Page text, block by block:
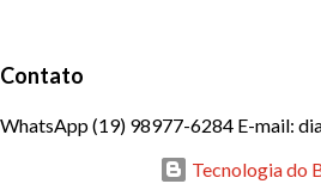
Contato
WhatsApp (19) 98977-6284 E-mail:
Tecnologia do